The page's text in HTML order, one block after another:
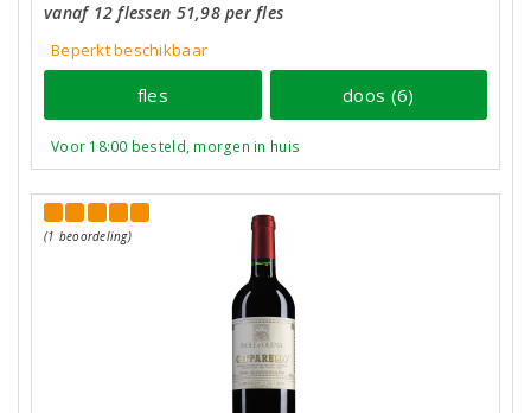
vanaf 12 flessen 51,98 per fles
Beperkt beschikbaar
fles doos (6)
Voor 18:00 besteld, morgen in huis
(1 beoordeling)